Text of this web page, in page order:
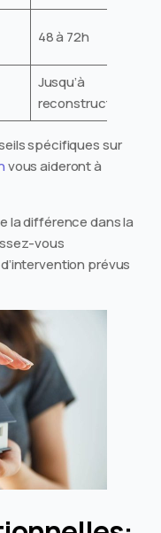
48 à 72h
Jusqu’à
reconstruction
spécifiques sur
vous aideront à
la différence dans la
vous
prévus